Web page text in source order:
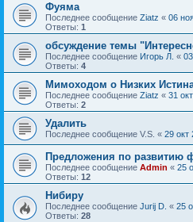
Фуяма
Последнее сообщение Ziatz « 06
Ответы: 1
обсуждение темы
Последнее сообщение Игорь Л. «
Ответы: 4
Мимоходом о Низких
Последнее сообщение Ziatz « 31
Ответы: 2
Удалить
Последнее сообщение V.S. « 29 окт
Предложения по развитию
Последнее сообщение Admin « 25
Ответы: 12
Нибиру
Последнее сообщение Jurij D. « 25
Ответы: 28